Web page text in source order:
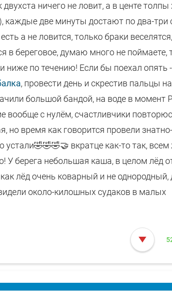
ничего не ловит, а в центе
каждые две минуты достают по два-три
а не ловится, только браки веселятся,
береговое, думаю много не поймаете,
ниже по течению! Если бы поехал опять
, провести день и скрестив пальцы
большой бандой, на воде в момент
с нулём, счастливчики
но время как говорится провели
устали🤣🤣🤣🤝 вкратце как-то так,
У берега небольшая каша, в целом лёд
лёд очень коварный и не однородный,
около-килошных судаков в малых